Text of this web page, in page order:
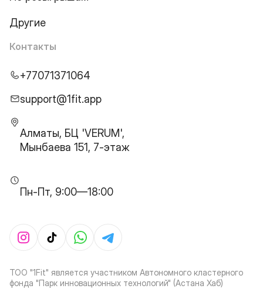
Другие
Контакты
+77071371064
support@1fit.app
Алматы, БЦ 'VERUM',
Мынбаева 151, 7-этаж
Пн-Пт, 9:00—18:00
ТОО "1Fit" является участником Автономного кластерного
фонда "Парк инновационных технологий" (Астана Хаб)